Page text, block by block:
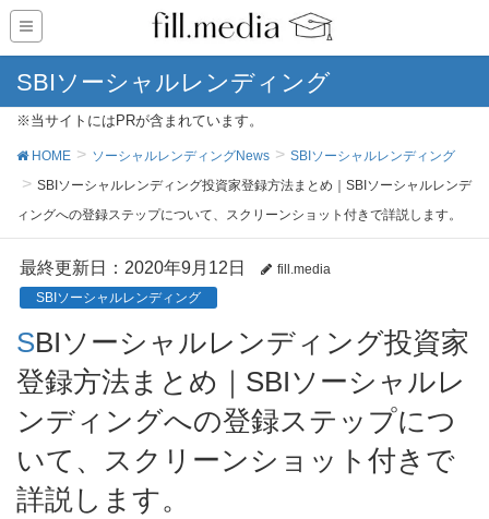
SBIソーシャルレンディング
※当サイトにはPRが含まれています。
HOME ソーシャルレンディングNews
SBIソーシャルレンディング
SBIソーシャルレンディング投資家登録方法まとめ｜SBIソーシャルレンデ
ィングへの登録ステップについて、スクリーンショット付きで詳説します。
最終更新日：2020年9月12日
fill.media
SBIソーシャルレンディング
SBIソーシャルレンディング投資家
登録方法まとめ｜SBIソーシャルレ
ンディングへの登録ステップにつ
いて、スクリーンショット付きで
詳説します。